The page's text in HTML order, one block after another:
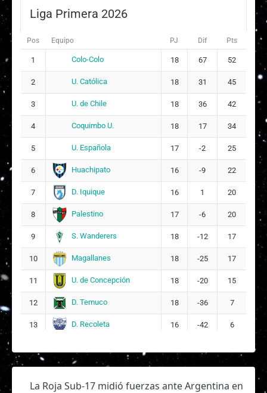
ARQUERA
5 Geraldine Muriel Salazar Lagos
Khishna Millarey Contreras Cantero
9
Milka Belén de Montserrat Sepúlveda Casich
19
1
Francisca Javiera Castillo Clare 2
0
Guiliana Mordini 3
DT: Claudio Quintiliani
Liga Primera 2026
Pos Equipo PJ Dif Pts
1 Colo-Colo 18 67 52
2 U. Católica 18 31 45
3 U. de Chile 18 36 42
4 Coquimbo U. 18 17 34
5 U. Española 17 -2 25
6 Huachipato 16 -9 22
7 D. Iquique 16 1 20
8 Palestino 17 -6 20
9 S. Wanderers 18 -12 17
10 Magallanes 18 -25 17
11 U. de Concepción 18 -20 15
12 D. Temuco 18 -36 7
13 D. Recoleta 16 -42 6
La Roja Sub-17 midió fuerzas ante Argentina en